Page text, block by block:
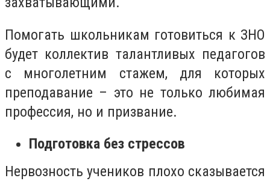
Помогать школьникам готовиться к ЗНО
будет коллектив талантливых педагогов
с многолетним стажем, для которых
преподавание – это не только любимая
профессия, но и призвание.
Подготовка без стрессов
Нервозность учеников плохо сказывается